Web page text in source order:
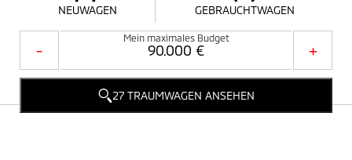
NEUWAGEN GEBRAUCHTWAGEN
-
Mein maximales Budget
+
27 TRAUMWAGEN ANSEHEN